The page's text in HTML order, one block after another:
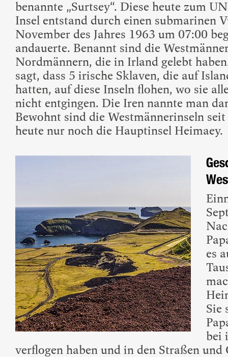
benannte „Surtsey“. Diese heute zum
Insel entstand durch einen submarinen
November des Jahres 1963 um 07:00
andauerte. Benannt sind die
Nordmännern, die in Irland gelebt
sagt, dass 5 irische Sklaven, die auf
hatten, auf diese Inseln flohen, wo sie
nicht entgingen. Die Iren nannte man
Bewohnt sind die Westmännerinseln
heute nur noch die Hauptinsel Heimaey.
es
Sie
bei
verflogen haben und in den Straßen und